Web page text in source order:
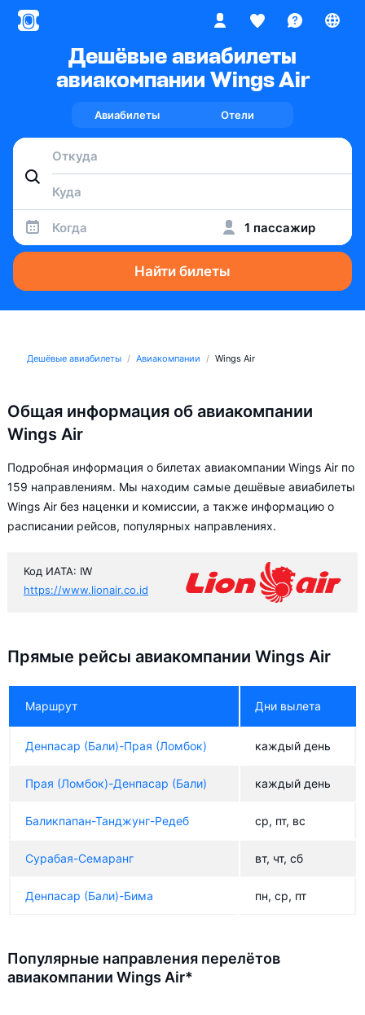
Дешёвые авиабилеты
авиакомпании Wings Air
Авиабилеты Отели
Когда 1 пассажир
Найти билеты
Дешёвые авиабилеты Авиакомпании Wings Air
Общая информация об авиакомпании
Wings Air
Подробная информация о билетах авиакомпании Wings Air по
159 направлениям. Мы находим самые дешёвые авиабилеты
Wings Air без наценки и комиссии, а также информацию о
расписании рейсов, популярных направлениях.
Код ИАТА: IW
https://www.lionair.co.id
Прямые рейсы авиакомпании Wings Air
Маршрут Дни вылета
Денпасар (Бали)-Прая (Ломбок) каждый день
Прая (Ломбок)-Денпасар (Бали) каждый день
Баликпапан-Танджунг-Редеб ср, пт, вс
Сурабая-Семаранг вт, чт, сб
Денпасар (Бали)-Бима пн, ср, пт
Популярные направления перелётов
авиакомпании Wings Air*